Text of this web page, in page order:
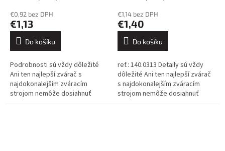
€0,92 bez DPH
€1,13
Do košíku
Podrobnosti sú vždy dôležité
Ani ten najlepší zvárač s
najdokonalejším zváracím
strojom nemôže dosiahnuť
dokonalé výsledky, ak sa
€1,14 bez DPH
€1,40
Do košíku
ref.: 140.0313 Detaily sú vždy
dôležité Ani ten najlepší zvárač
s najdokonalejším zváracím
strojom nemôže dosiahnuť
dokonalé výsledky, ak sa